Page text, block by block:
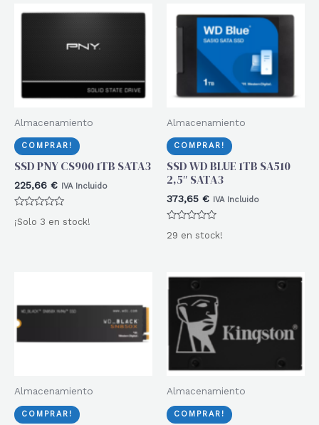
Almacenamiento
COMPRAR!
SSD PNY CS900 1TB SATA3
225,66 € IVA Incluido
con
¡Solo 3 en stock!
Almacenamiento
COMPRAR!
SSD WD BLUE 1TB SA510
2,5″ SATA3
373,65 € IVA Incluido
con
29 en stock!
Almacenamiento
COMPRAR!
Almacenamiento
COMPRAR!